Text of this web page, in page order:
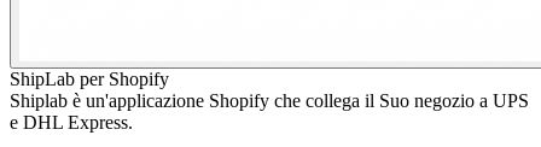
ShipLab per Shopify
Shiplab è un'applicazione Shopify che collega il Suo negozio a UPS
e DHL Express.